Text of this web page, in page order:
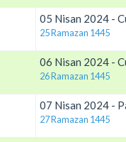
05 Nisan 2024 -
25 Ramazan 1445
06 Nisan 2024 -
26 Ramazan 1445
07 Nisan 2024 -
27 Ramazan 1445